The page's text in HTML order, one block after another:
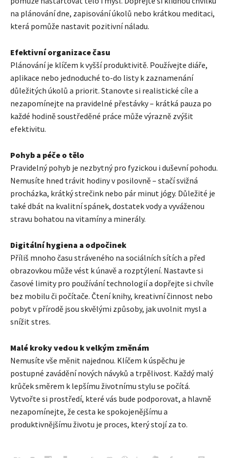
na plánování dne, zapisování úkolů nebo krátkou meditaci,
která pomůže nastavit pozitivní náladu.
Efektivní organizace času
Plánování je klíčem k vyšší produktivitě. Používejte diáře,
aplikace nebo jednoduché to-do listy k zaznamenání
důležitých úkolů a priorit. Stanovte si realistické cíle a
nezapomínejte na pravidelné přestávky – krátká pauza po
každé hodině soustředěné práce může výrazně zvýšit
efektivitu.
Pohyb a péče o tělo
Pravidelný pohyb je nezbytný pro fyzickou i duševní pohodu.
Nemusíte hned trávit hodiny v posilovně – stačí svižná
procházka, krátký strečink nebo pár minut jógy. Důležité je
také dbát na kvalitní spánek, dostatek vody a vyváženou
stravu bohatou na vitamíny a minerály.
Digitální hygiena a odpočinek
Příliš mnoho času stráveného na sociálních sítích a před
obrazovkou může vést k únavě a rozptýlení. Nastavte si
časové limity pro používání technologií a dopřejte si chvíle
bez mobilu či počítače. Čtení knihy, kreativní činnost nebo
pobyt v přírodě jsou skvělými způsoby, jak uvolnit mysl a
snížit stres.
Malé kroky vedou k velkým změnám
Nemusíte vše měnit najednou. Klíčem k úspěchu je
postupné zavádění nových návyků a trpělivost. Každý malý
krůček směrem k lepšímu životnímu stylu se počítá.
Vytvořte si prostředí, které vás bude podporovat, a hlavně
nezapomínejte, že cesta ke spokojenějšímu a
produktivnějšímu životu je proces, který stojí za to.